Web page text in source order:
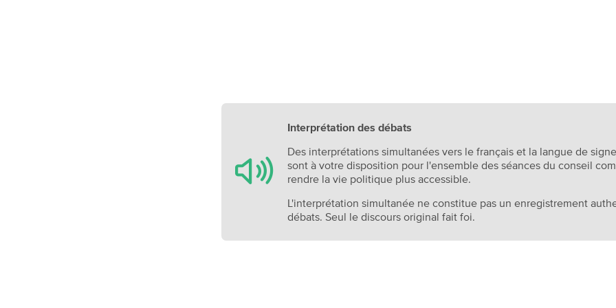
Interprétation des débats
Des interprétations simultanées vers le français et la langue de
sont à votre disposition pour l'ensemble des séances du conseil
rendre la vie politique plus accessible.
L'interprétation simultanée ne constitue pas un enregistrement
débats. Seul le discours original fait foi.